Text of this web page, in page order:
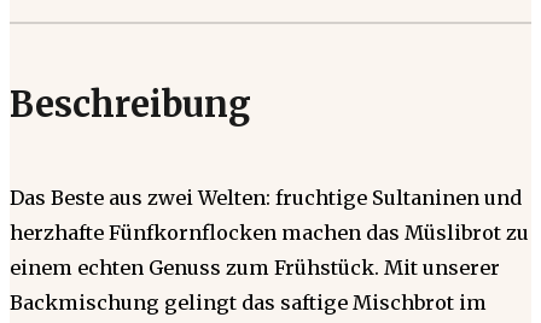
Beschreibung
Das Beste aus zwei Welten: fruchtige Sultaninen und
herzhafte Fünfkornflocken machen das Müslibrot zu
einem echten Genuss zum Frühstück. Mit unserer
Backmischung gelingt das saftige Mischbrot im